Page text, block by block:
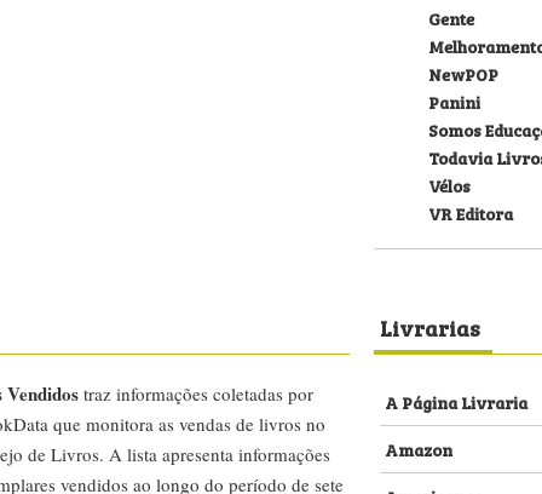
Gente
NewPOP
Panini
Somos
Todavia
Vélos
VR Editora
traz informações coletadas por
que monitora as vendas de livros no
de Livros. A lista apresenta informações
vendidos ao longo do período de sete
Livrarias
A Página Livraria
Amazon